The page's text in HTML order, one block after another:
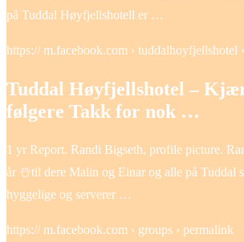
på Tuddal Høyfjellshotell er …
https:// m.facebook.com › tuddalhoyfjellshotel
Tuddal Høyfjellshotel –
følgere Takk for nok …
1 yr Report. Randi Bigseth, profile picture.
år ☃️til dere Malin og Einar og alle på Tuddal
hyggelige og serverer …
https:// m.facebook.com › groups › permalink